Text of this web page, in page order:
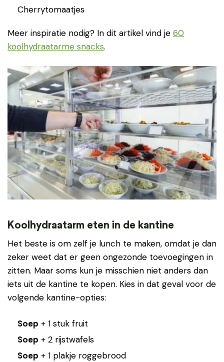
Cherrytomaatjes
Meer inspiratie nodig? In dit artikel vind je 60
koolhydraatarme snacks.
Koolhydraatarm eten in de kantine
Het beste is om zelf je lunch te maken, omdat je dan
zeker weet dat er geen ongezonde toevoegingen in
zitten. Maar soms kun je misschien niet anders dan
iets uit de kantine te kopen. Kies in dat geval voor de
volgende kantine-opties:
Soep + 1 stuk fruit
Soep + 2 rijstwafels
Soep + 1 plakje roggebrood